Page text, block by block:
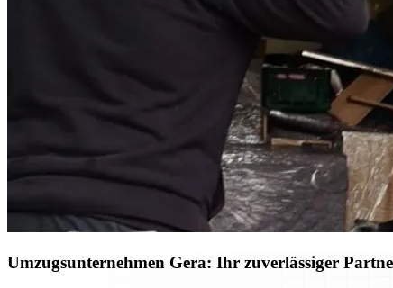
Umzugsunternehmen Gera: Ihr zuverlässiger